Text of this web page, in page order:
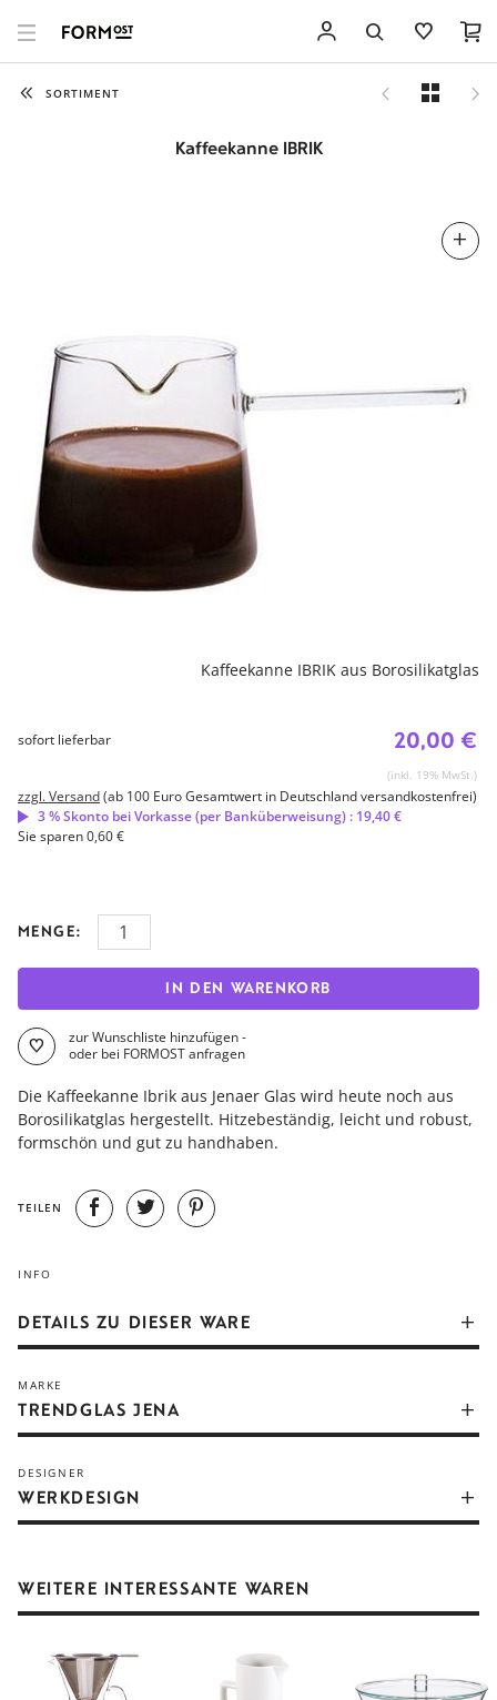
SORTIMENT
Kaffeekanne IBRIK
Kaffeekanne IBRIK aus Borosilikatglas
20,00 €
(inkl. 19% MwSt.)
sofort lieferbar
zzgl. Versand(ab 100 Euro Gesamtwert in Deutschland versandkostenfrei)
3 % Skonto bei Vorkasse (per Banküberweisung) : 19,40 €
Sie sparen 0,60 €
MENGE:
IN DEN WARENKORB
zur Wunschliste hinzufügen -
oder bei FORMOST anfragen
Die Kaffeekanne Ibrik aus Jenaer Glas wird heute noch aus
Borosilikatglas hergestellt. Hitzebeständig, leicht und robust,
formschön und gut zu handhaben.
TEILEN
INFO
DETAILS ZU DIESER WARE
Artikelnummer trendglas_220037
Funktionalität
Inhalt 0.5 l
Gewicht 280 g
Herstellungsort Jena, Deutschland
MARKE
TRENDGLAS JENA
Mehr zu Trendglas JENA
DESIGNER
WERKDESIGN
WEITERE INTERESSANTE WAREN